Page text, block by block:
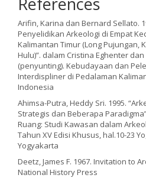
Arifin, Karina dan Bernard Sellato.
Penyelidikan Arkeologi di Empat
Kalimantan Timur (Long Pujungan,
Hulu)”. dalam Cristina Eghenter
(penyunting). Kebudayaan dan
Interdispliner di Pedalaman
Indonesia
Ahimsa-Putra, Heddy Sri. 1995.
Strategis dan Beberapa
Ruang: Studi Kawasan dalam
Tahun XV Edisi Khusus, hal.10-23
Yogyakarta
Deetz, James F. 1967. Invitation to
National History Press